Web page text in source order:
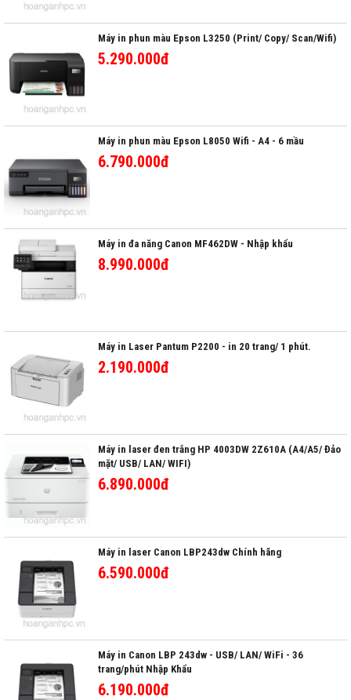
Máy in phun màu Epson L3250 (Print/ Copy/ Scan/Wifi)
5.290.000đ
Máy in phun màu Epson L8050 Wifi - A4 - 6 mầu
6.790.000đ
Máy in đa năng Canon MF462DW - Nhập khẩu
8.990.000đ
Máy in Laser Pantum P2200 - in 20 trang/ 1 phút.
2.190.000đ
Máy in laser đen trắng HP 4003DW 2Z610A (A4/A5/ Đảo
mặt/ USB/ LAN/ WIFI)
6.890.000đ
Máy in laser Canon LBP243dw Chính hãng
6.590.000đ
Máy in Canon LBP 243dw - USB/ LAN/ WiFi - 36
trang/phút Nhập Khẩu
6.190.000đ